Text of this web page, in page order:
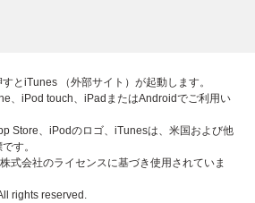
とiTunes （外部サイト）が起動します。
、iPod touch、iPadまたはAndroidでご利用い
Store、iPodのロゴ、iTunesは、米国および他
す。
式会社のライセンスに基づき使用されていま
rights reserved.